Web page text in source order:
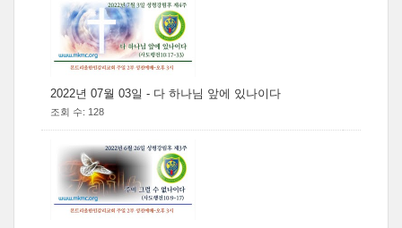
2022년 07월 03일 - 다 하나님 앞에 있나이다
조회 수: 128